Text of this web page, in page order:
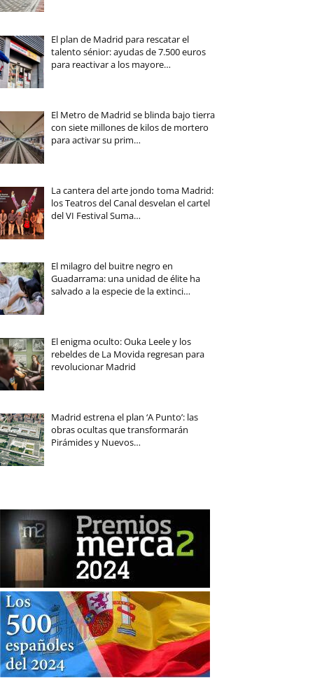
El plan de Madrid para rescatar el
talento sénior: ayudas de 7.500 euros
para reactivar a los mayore…
El Metro de Madrid se blinda bajo tierra
con siete millones de kilos de mortero
para activar su prim…
La cantera del arte jondo toma Madrid:
los Teatros del Canal desvelan el cartel
del VI Festival Suma…
El milagro del buitre negro en
Guadarrama: una unidad de élite ha
salvado a la especie de la extinci…
El enigma oculto: Ouka Leele y los
rebeldes de La Movida regresan para
revolucionar Madrid
Madrid estrena el plan ‘A Punto’: las
obras ocultas que transformarán
Pirámides y Nuevos…